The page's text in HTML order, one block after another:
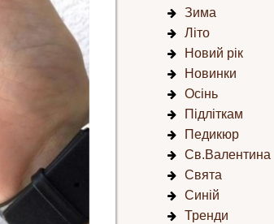
Зима
Літо
Новий рік
Новинки
Осінь
Підліткам
Педикюр
Св.Валентина
Свята
Синій
Тренди